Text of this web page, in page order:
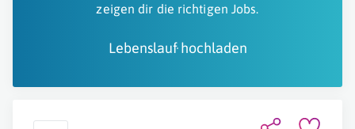
zeigen dir die richtigen Jobs.
Lebenslauf hochladen